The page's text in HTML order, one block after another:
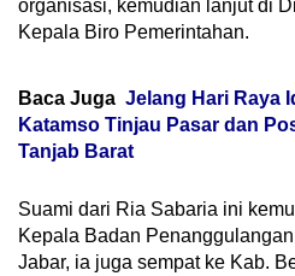
organisasi, kemudian lanjut di
Kepala Biro Pemerintahan.
Baca Juga Jelang Hari Raya
Katamso Tinjau Pasar dan
Tanjab Barat
Suami dari Ria Sabaria ini
Kepala Badan
Jabar, ia juga sempat ke Kab.